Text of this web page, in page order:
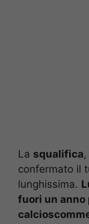
La squalifica
confermato il
lunghissima.
fuori un anno